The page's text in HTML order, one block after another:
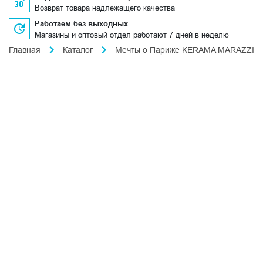
Возврат товара надлежащего качества
Работаем без выходных
Магазины и оптовый отдел работают 7 дней в неделю
Главная
Каталог Мечты о Париже KERAMA MARAZZI